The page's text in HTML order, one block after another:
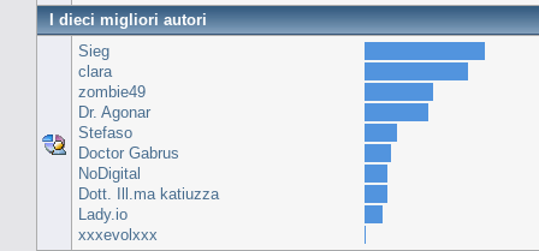
I dieci migliori autori
Sieg
clara
zombie49
Dr. Agonar
Stefaso
Doctor Gabrus
NoDigital
Dott. Ill.ma katiuzza
Lady.io
xxxevolxxx